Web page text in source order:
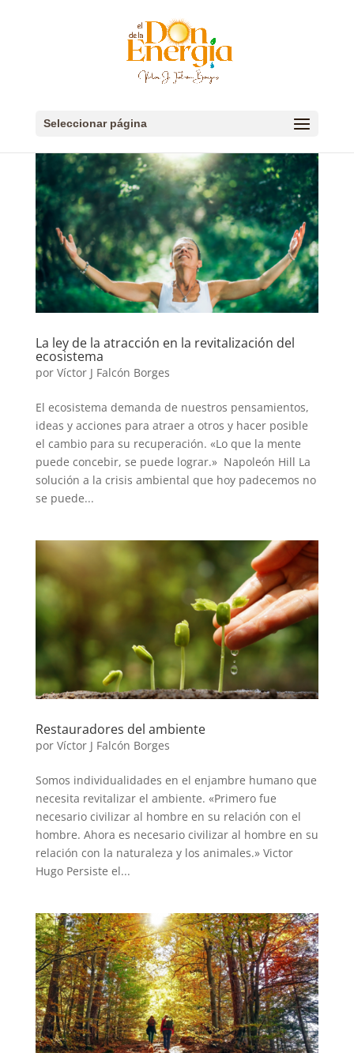
Seleccionar página
La ley de la atracción en la revitalización del
ecosistema
por Víctor J Falcón Borges
El ecosistema demanda de nuestros pensamientos,
ideas y acciones para atraer a otros y hacer posible
el cambio para su recuperación. «Lo que la mente
puede concebir, se puede lograr.» Napoleón Hill La
solución a la crisis ambiental que hoy padecemos no
se puede...
Restauradores del ambiente
por Víctor J Falcón Borges
Somos individualidades en el enjambre humano que
necesita revitalizar el ambiente. «Primero fue
necesario civilizar al hombre en su relación con el
hombre. Ahora es necesario civilizar al hombre en su
relación con la naturaleza y los animales.» Victor
Hugo Persiste el...